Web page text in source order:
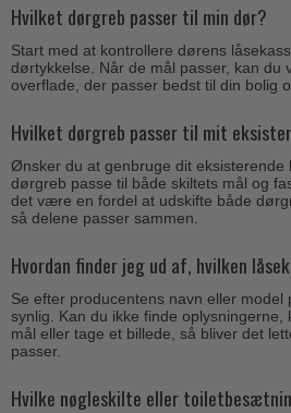
Hvilket dørgreb passer til min dør?
Start med at kontrollere dørens
dørtykkelse. Når de mål passer, kan
overflade, der passer bedst til din bolig
Hvilket dørgreb passer til mit
Ønsker du at genbruge dit eksisterende
dørgreb passe til både skiltets mål og
det være en fordel at udskifte både
så delene passer sammen.
Hvordan finder jeg ud af, hvilken
Se efter producentens navn eller model
synlig. Kan du ikke finde oplysningerne,
mål eller tage et billede, så bliver det
passer.
Hvilke nøgleskilte eller